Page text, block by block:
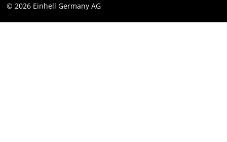
Impressum
© 2026 Einhell Germany AG